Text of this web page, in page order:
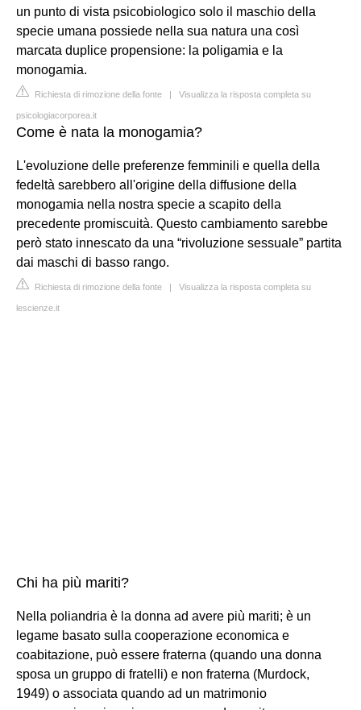
un punto di vista psicobiologico solo il maschio della
specie umana possiede nella sua natura una così
marcata duplice propensione: la poligamia e la
monogamia.
Richiesta di rimozione della fonte | Visualizza la risposta completa su
psicologiacorporea.it
Come è nata la monogamia?
L'evoluzione delle preferenze femminili e quella della
fedeltà sarebbero all'origine della diffusione della
monogamia nella nostra specie a scapito della
precedente promiscuità. Questo cambiamento sarebbe
però stato innescato da una “rivoluzione sessuale” partita
dai maschi di basso rango.
Richiesta di rimozione della fonte | Visualizza la risposta completa su
lescienze.it
Chi ha più mariti?
Nella poliandria è la donna ad avere più mariti; è un
legame basato sulla cooperazione economica e
coabitazione, può essere fraterna (quando una donna
sposa un gruppo di fratelli) e non fraterna (Murdock,
1949) o associata quando ad un matrimonio